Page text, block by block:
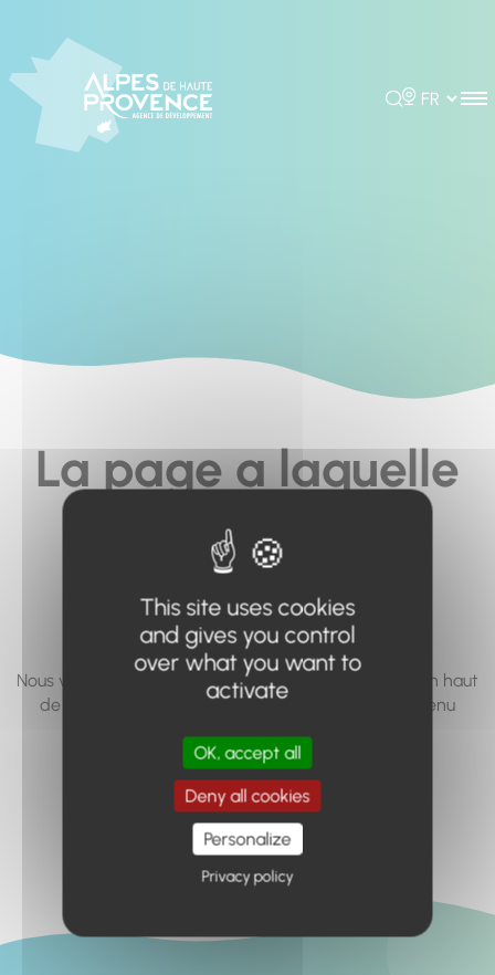
Rechercher
Choisir la
La page a laquelle
vous cherchez à
accéder n'existe
pas... ou plus.
Nous vous invitons à utiliser le moteur de recherche en haut
de page, ou à utiliser le menu pour trouver le contenu
Retour à l'accueil
This site uses cookies
and gives you control
over what you want to
activate
OK, accept all
Deny all cookies
Personalize
Privacy policy